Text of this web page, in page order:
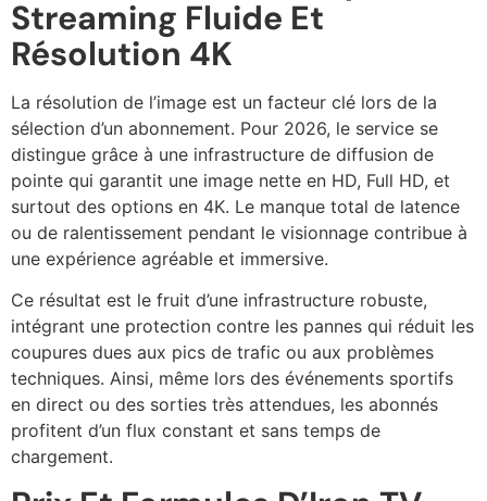
Streaming Fluide Et
Résolution 4K
La résolution de l’image est un facteur clé lors de la
sélection d’un abonnement. Pour 2026, le service se
distingue grâce à une infrastructure de diffusion de
pointe qui garantit une image nette en HD, Full HD, et
surtout des options en 4K. Le manque total de latence
ou de ralentissement pendant le visionnage contribue à
une expérience agréable et immersive.
Ce résultat est le fruit d’une infrastructure robuste,
intégrant une protection contre les pannes qui réduit les
coupures dues aux pics de trafic ou aux problèmes
techniques. Ainsi, même lors des événements sportifs
en direct ou des sorties très attendues, les abonnés
profitent d’un flux constant et sans temps de
chargement.